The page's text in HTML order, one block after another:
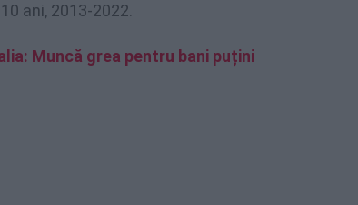
ani, 2013-2022.
Muncă grea pentru bani puțini